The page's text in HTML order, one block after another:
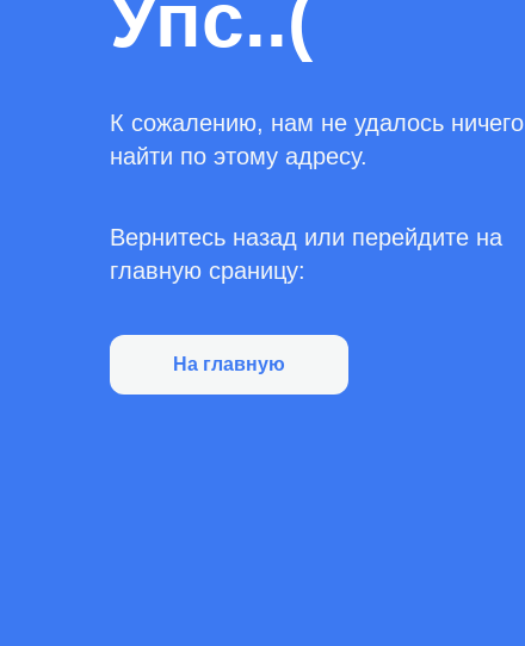
Упс..(
К сожалению, нам не удалось ничего
найти по этому адресу.
Вернитесь назад или перейдите на
главную сраницу:
На главную